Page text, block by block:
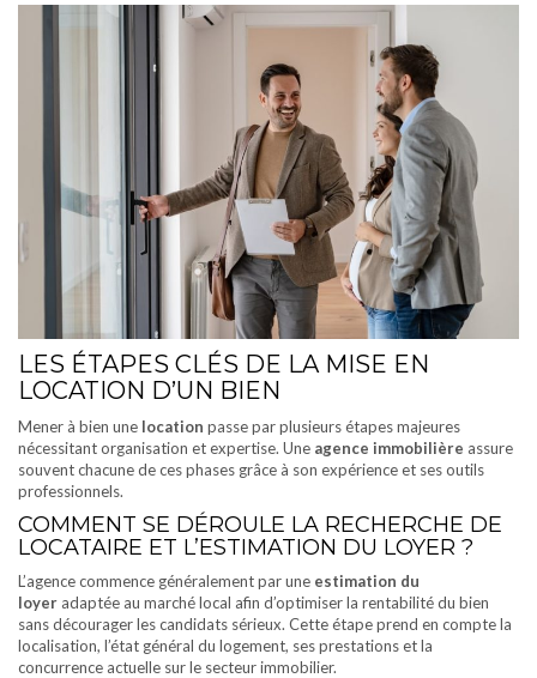
LES ÉTAPES CLÉS DE LA MISE EN
LOCATION D’UN BIEN
Mener à bien une location passe par plusieurs étapes majeures
nécessitant organisation et expertise. Une agence immobilière assure
souvent chacune de ces phases grâce à son expérience et ses outils
professionnels.
COMMENT SE DÉROULE LA RECHERCHE DE
LOCATAIRE ET L’ESTIMATION DU LOYER ?
L’agence commence généralement par une estimation du
loyer adaptée au marché local afin d’optimiser la rentabilité du bien
sans décourager les candidats sérieux. Cette étape prend en compte la
localisation, l’état général du logement, ses prestations et la
concurrence actuelle sur le secteur immobilier.